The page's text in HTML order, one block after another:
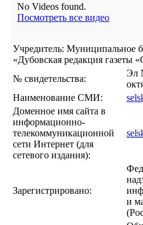
No Videos found.
Посмотреть все видео
Учредитель: Муниципальное
«Дубовская редакция газеты
№ свидетельства:
Эл
Наименование СМИ:
Доменное имя сайта в
информационно-
телекоммуникационной
сети Интернет (для
сетевого издания):
Зарегистрировано:
и